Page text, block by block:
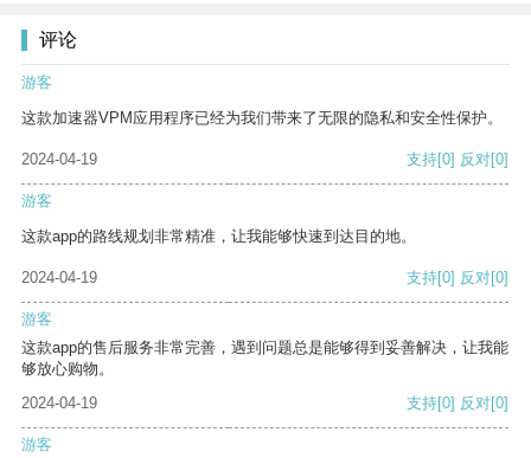
评论
游客
这款加速器VPM应用程序已经为我们带来了无限的隐私和安全性保护。
2024-04-19 支持[0] 反对[0]
游客
这款app的路线规划非常精准，让我能够快速到达目的地。
2024-04-19 支持[0] 反对[0]
游客
这款app的售后服务非常完善，遇到问题总是能够得到妥善解决，让我能
够放心购物。
2024-04-19
支持[0] 反对[0]
游客